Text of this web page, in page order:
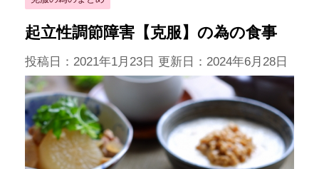
起立性調節障害【克服】の為の食事
投稿日：2021年1月23日 更新日： 2024年6月28日